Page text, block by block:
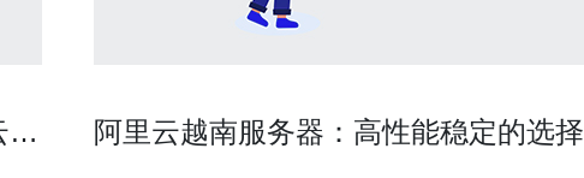
计
阿里云越南服务器：高性能稳定的选择